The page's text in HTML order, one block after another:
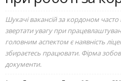
Шукачі вакансій за кордоном часто
звертати увагу при
головним аспектом є наявність
збираєтесь працювати. Фірма
документи.